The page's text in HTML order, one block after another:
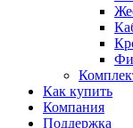
Как купить
Компания
Поддержка